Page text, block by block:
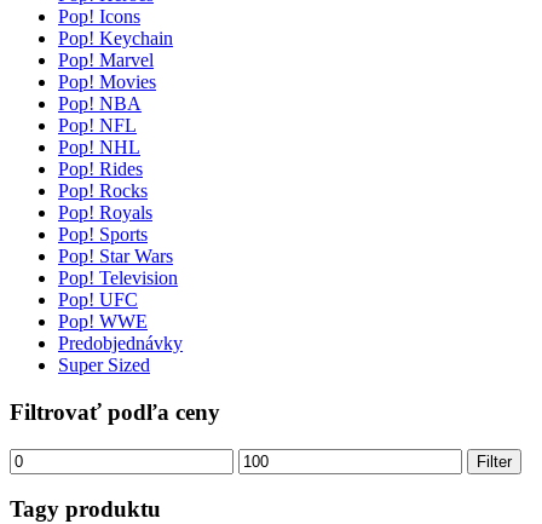
Pop! Icons
Pop! Keychain
Pop! Marvel
Pop! Movies
Pop! NBA
Pop! NFL
Pop! NHL
Pop! Rides
Pop! Rocks
Pop! Royals
Pop! Sports
Pop! Star Wars
Pop! Television
Pop! UFC
Pop! WWE
Predobjednávky
Super Sized
Filtrovať podľa ceny
Minimálna
cena
Maximálna
cena
Filter
Tagy produktu